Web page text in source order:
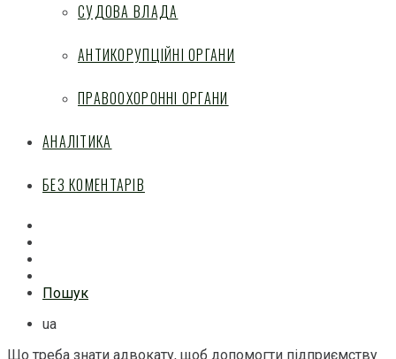
СУДОВА ВЛАДА
АНТИКОРУПЦІЙНІ ОРГАНИ
ПРАВООХОРОННІ ОРГАНИ
АНАЛІТИКА
БЕЗ КОМЕНТАРІВ
Пошук
ua
Що треба знати адвокату, щоб допомогти підприємству